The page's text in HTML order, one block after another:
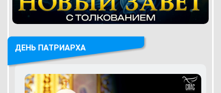
ДЕНЬ ПАТРИАРХА